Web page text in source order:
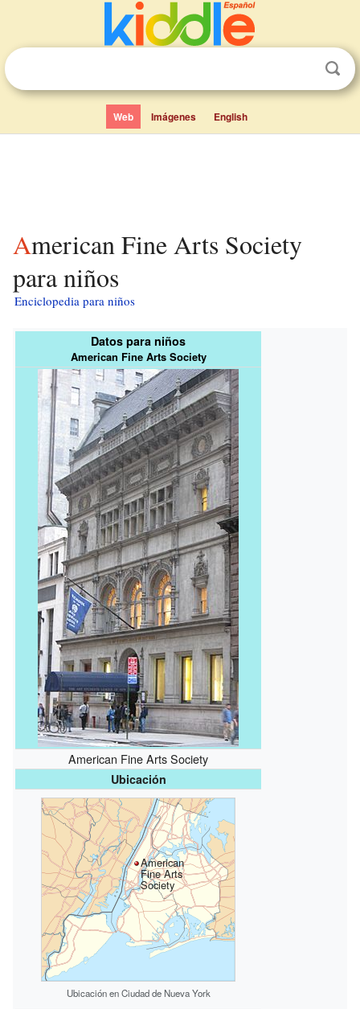
Web Imágenes English
American Fine Arts Society
para niños
Enciclopedia para niños
Datos para niños
American Fine Arts Society
American Fine Arts Society
Ubicación
American
Fine Arts
Society
Ubicación en Ciudad de Nueva York